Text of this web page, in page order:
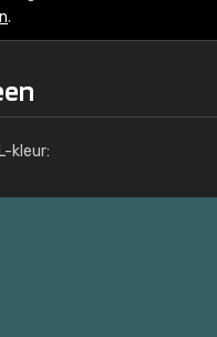
.
kleur:
Meer info / bestellen